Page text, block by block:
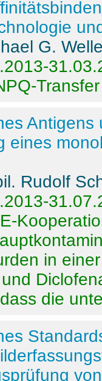
G.
Transfer
eines
Rudolf
in
die